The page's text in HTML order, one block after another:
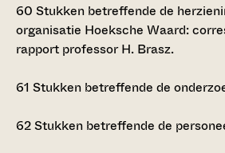
60 Stukken betreffende de
organisatie Hoeksche Waard:
rapport professor H. Brasz.
61 Stukken betreffende de
62Stukken betreffende de